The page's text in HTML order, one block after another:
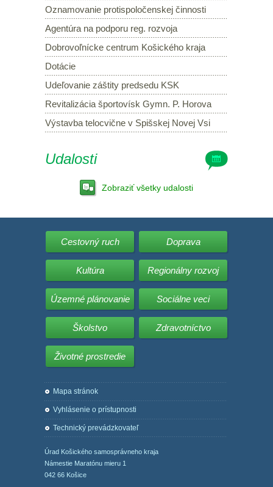
Oznamovanie protispoločenskej činnosti
Agentúra na podporu reg. rozvoja
Dobrovoľnícke centrum Košického kraja
Dotácie
Udeľovanie záštity predsedu KSK
Revitalizácia športovísk Gymn. P. Horova
Výstavba telocvične v Spišskej Novej Vsi
Udalosti
Zobraziť všetky udalosti
Cestovný ruch Doprava
Kultúra Regionálny rozvoj
Územné plánovanie Sociálne veci
Školstvo Zdravotníctvo
Životné prostredie
Mapa stránok
Vyhlásenie o prístupnosti
Technický prevádzkovateľ
Úrad Košického samosprávneho kraja
Námestie Maratónu mieru 1
042 66 Košice